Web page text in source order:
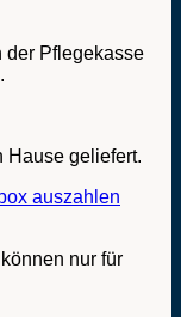
der Pflegekasse
Hause geliefert.
auszahlen
nur für